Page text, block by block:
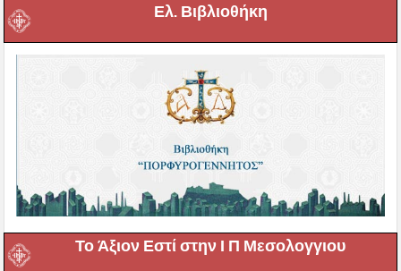
Ελ. Βιβλιοθήκη
Το Άξιον Εστί στην Ι Π Μεσολογγιου